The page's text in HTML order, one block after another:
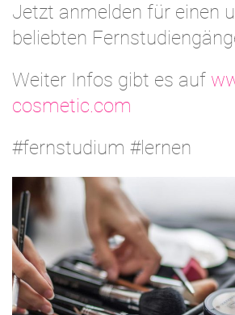
Jetzt anmelden für einen
beliebten
Weiter Infos gibt es auf
cosmetic.com
#fernstudium #lernen